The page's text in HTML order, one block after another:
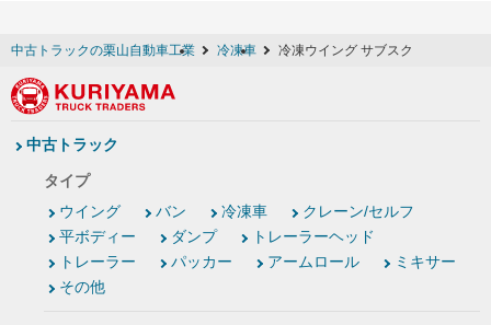
中古トラックの栗山自動車工業 冷凍車 冷凍ウイング サブスク
中古トラック
タイプ
ウイング
バン 冷凍車
クレーン/セルフ
平ボディー
ダンプ
トレーラーヘッド
トレーラー
パッカー アームロール
ミキサー
その他